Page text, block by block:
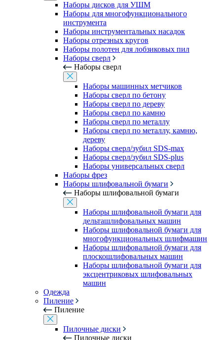
Наборы дисков для УШМ
Наборы для многофункционального
инструмента
Наборы инструментальных насадок
Наборы отрезных кругов
Наборы полотен для лобзиковых пил
Наборы сверл
Наборы сверл
Наборы машинных метчиков
Наборы сверл по бетону
Наборы сверл по дереву
Наборы сверл по камню
Наборы сверл по металлу
Наборы сверл по металлу, камню,
дереву
Наборы сверл/зубил SDS-max
Наборы сверл/зубил SDS-plus
Наборы универсальных сверл
Наборы фрез
Наборы шлифовальной бумаги
Наборы шлифовальной бумаги
Наборы шлифовальной бумаги для
дельташлифовальных машин
Наборы шлифовальной бумаги для
многофункциональных шлифмашин
Наборы шлифовальной бумаги для
плоскошлифовальных машин
Наборы шлифовальной бумаги для
эксцентриковых шлифовальных
машин
Одежда
Пиление
Пиление
Пилочные диски
Пилочные диски